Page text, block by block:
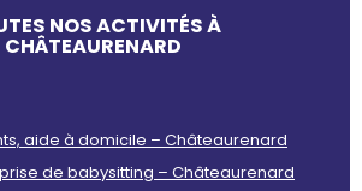
NOS ACTIVITÉS À
CHÂTEAURENARD
aide à domicile – Châteaurenard
de babysitting – Châteaurenard